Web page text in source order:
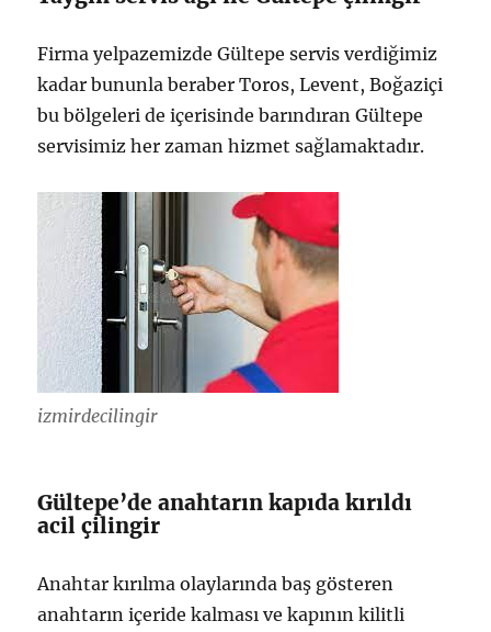
Firma yelpazemizde Gültepe servis verdiğimiz
kadar bununla beraber Toros, Levent, Boğaziçi
bu bölgeleri de içerisinde barındıran Gültepe
servisimiz her zaman hizmet sağlamaktadır.
izmirdecilingir
Gültepe’de anahtarın kapıda kırıldı
acil çilingir
Anahtar kırılma olaylarında baş gösteren
anahtarın içeride kalması ve kapının kilitli